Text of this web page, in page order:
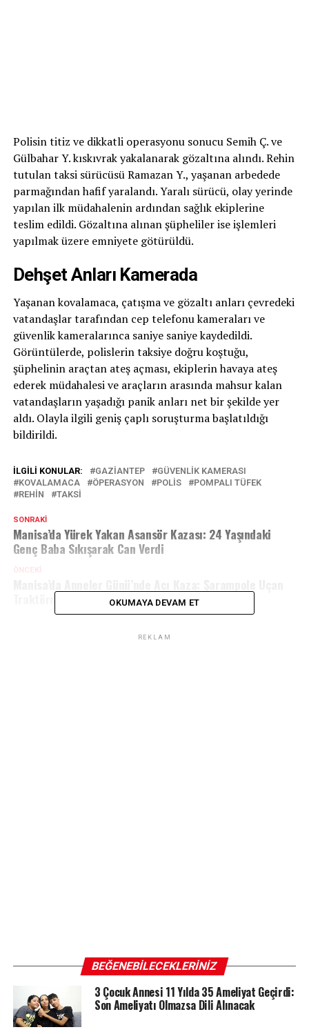
Polisin titiz ve dikkatli operasyonu sonucu Semih Ç. ve
Gülbahar Y. kıskıvrak yakalanarak gözaltına alındı. Rehin
tutulan taksi sürücüsü Ramazan Y., yaşanan arbedede
parmağından hafif yaralandı. Yaralı sürücü, olay yerinde
yapılan ilk müdahalenin ardından sağlık ekiplerine
teslim edildi. Gözaltına alınan şüpheliler ise işlemleri
yapılmak üzere emniyete götürüldü.
Dehşet Anları Kamerada
Yaşanan kovalamaca, çatışma ve gözaltı anları çevredeki
vatandaşlar tarafından cep telefonu kameraları ve
güvenlik kameralarınca saniye saniye kaydedildi.
Görüntülerde, polislerin taksiye doğru koştuğu,
şüphelinin araçtan ateş açması, ekiplerin havaya ateş
ederek müdahalesi ve araçların arasında mahsur kalan
vatandaşların yaşadığı panik anları net bir şekilde yer
aldı. Olayla ilgili geniş çaplı soruşturma başlatıldığı
bildirildi.
İLGILI KONULAR: GAZİANTEP
GÜVENLIK KAMERASI
KOVALAMACA
ÖPERASYON POLIS
POMPALI TÜFEK
REHIN
TAKSI
SONRAKI
Manisa’da Yürek Yakan Asansör Kazası: 24 Yaşındaki
Genç Baba Sıkışarak Can Verdi
ÖNCEKI
Traktörde Sürücünün Eşi Hayatını Kaybetti
OKUMAYA DEVAM ET
REKLAM
BEĞENEBILECEKLERINIZ
3 Çocuk Annesi 11 Yılda 35 Ameliyat Geçirdi:
Son Ameliyatı Olmazsa Dili Alınacak